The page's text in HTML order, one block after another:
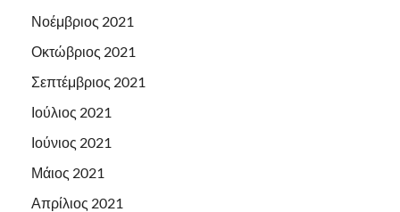
Νοέμβριος 2021
Οκτώβριος 2021
Σεπτέμβριος 2021
Ιούλιος 2021
Ιούνιος 2021
Μάιος 2021
Απρίλιος 2021